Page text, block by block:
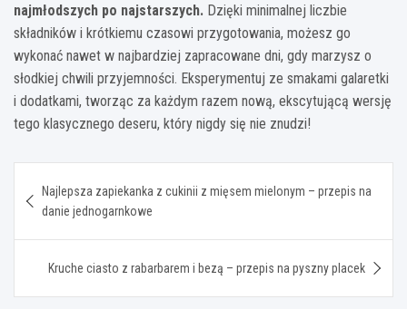
najmłodszych po najstarszych. Dzięki minimalnej liczbie
składników i krótkiemu czasowi przygotowania, możesz go
wykonać nawet w najbardziej zapracowane dni, gdy marzysz o
słodkiej chwili przyjemności. Eksperymentuj ze smakami galaretki
i dodatkami, tworząc za każdym razem nową, ekscytującą wersję
tego klasycznego deseru, który nigdy się nie znudzi!
wpisu
Najlepsza zapiekanka z cukinii z mięsem mielonym – przepis na
danie jednogarnkowe
Kruche ciasto z rabarbarem i bezą – przepis na pyszny placek